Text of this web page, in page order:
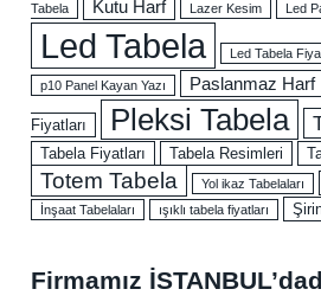
Tabela
Kutu Harf Lazer Kesim Led
Led Tabela Led Tabela
p10 Panel Kayan Yazı Paslanmaz Harf
Fiyatları Pleksi Tabela
Tabela Fiyatları Tabela Resimleri
Totem Tabela Yol ikaz Tabelaları
İnşaat Tabelaları ışıklı tabela fiyatları
Firmamız